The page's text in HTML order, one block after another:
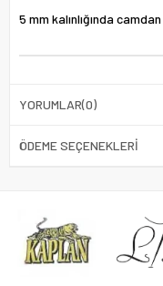
5 mm kalınlığında
YORUMLAR(0)
ÖDEME SEÇENEKLERI